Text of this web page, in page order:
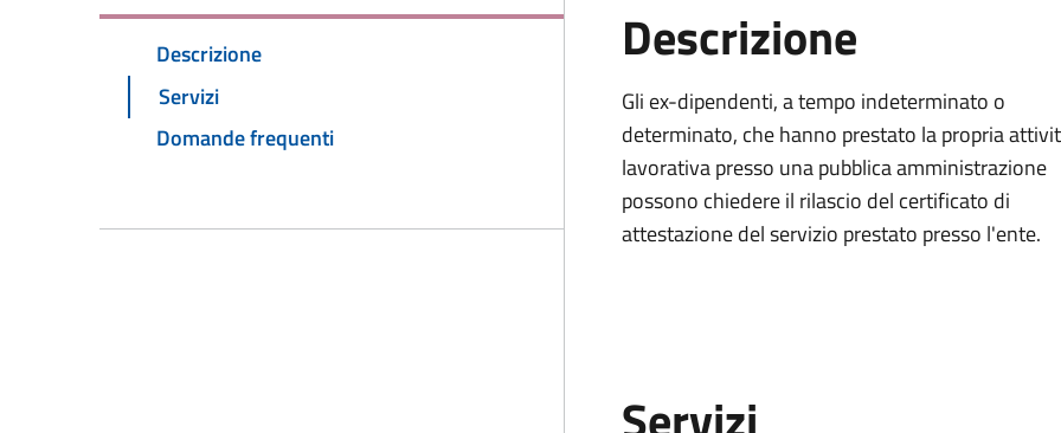
Descrizione
Servizi
Domande frequenti
Descrizione
Gli ex-dipendenti, a tempo indeterminato o
determinato, che hanno prestato la propria
lavorativa presso una pubblica amministrazione
possono chiedere il rilascio del certificato di
attestazione del servizio prestato presso l'ente.